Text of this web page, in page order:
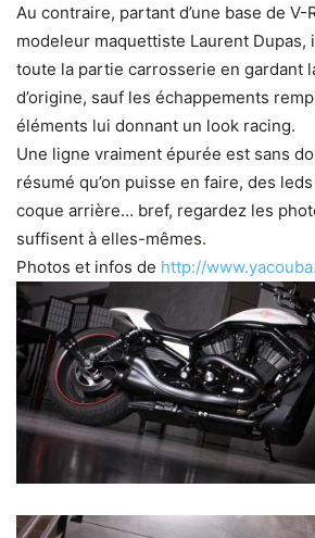
Au contraire, partant d’une base de V-
modeleur maquettiste Laurent Dupas,
toute la partie carrosserie en gardant
d’origine, sauf les échappements
éléments lui donnant un look racing.
Une ligne vraiment épurée est sans
résumé qu’on puisse en faire, des
coque arrière… bref, regardez les
suffisent à elles-mêmes.
Photos et infos de http://